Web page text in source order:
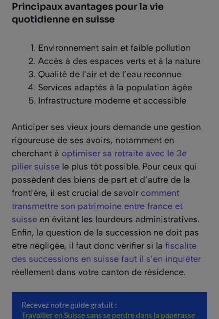
Principaux avantages pour la vie
quotidienne en suisse
Environnement sain et faible pollution
Accès à des espaces verts et à la nature
Qualité de l’air et de l’eau reconnue
Services adaptés à la population âgée
Infrastructure moderne et accessible
Anticiper ses vieux jours demande une gestion
rigoureuse de ses avoirs, notamment en
cherchant à optimiser sa retraite avec le 3e
pilier suisse le plus tôt possible. Pour ceux qui
possèdent des biens de part et d’autre de la
frontière, il est crucial de savoir comment
transmettre son patrimoine entre france et
suisse en évitant les lourdeurs administratives.
Enfin, la question de la succession ne doit pas
être négligée, il faut donc vérifier si la fiscalite
des successions en suisse faut il s’en inquiéter
réellement dans votre canton de résidence.